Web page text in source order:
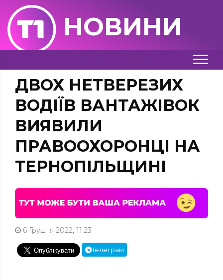
НОВИНИ
ДВОХ НЕТВЕРЕЗИХ
ВОДІЇВ ВАНТАЖІВОК
ВИЯВИЛИ
ПРАВООХОРОНЦІ НА
ТЕРНОПІЛЬЩИНІ
6 Грудня 2022, 11:23
Телеграм